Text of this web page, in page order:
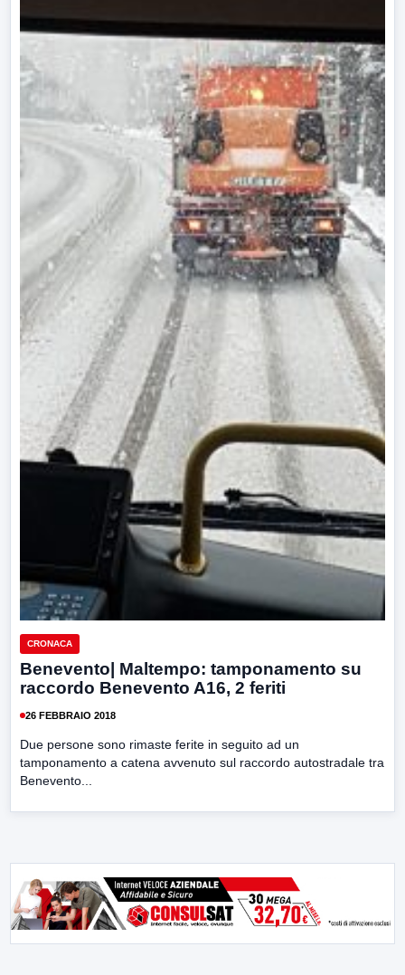
CRONACA
Benevento| Maltempo: tamponamento su
raccordo Benevento A16, 2 feriti
26 FEBBRAIO 2018
Due persone sono rimaste ferite in seguito ad un
tamponamento a catena avvenuto sul raccordo autostradale tra
Benevento...